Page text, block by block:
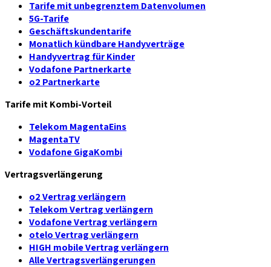
Tarife mit unbegrenztem Datenvolumen
5G-Tarife
Geschäftskundentarife
Monatlich kündbare Handyverträge
Handyvertrag für Kinder
Vodafone Partnerkarte
o2 Partnerkarte
Tarife mit Kombi-Vorteil
Telekom MagentaEins
MagentaTV
Vodafone GigaKombi
Vertragsverlängerung
o2 Vertrag verlängern
Telekom Vertrag verlängern
Vodafone Vertrag verlängern
otelo Vertrag verlängern
HIGH mobile Vertrag verlängern
Alle Vertragsverlängerungen